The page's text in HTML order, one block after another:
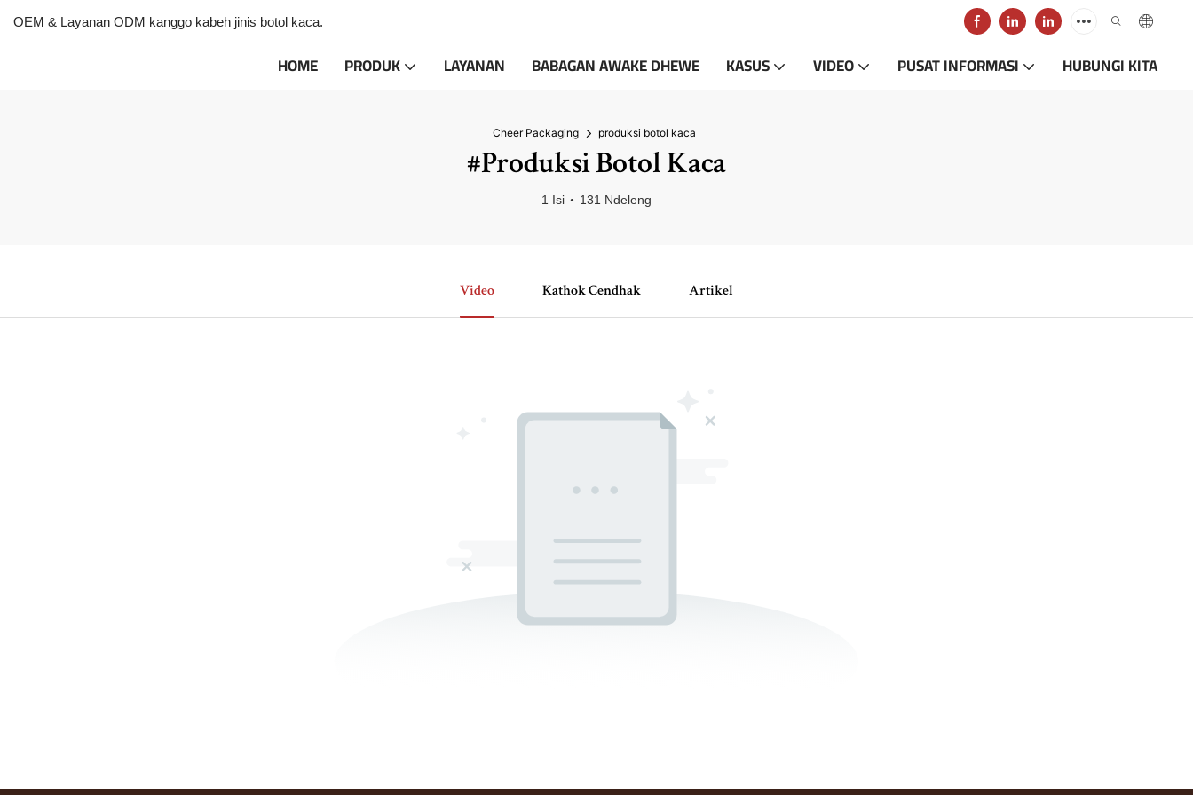
OEM & Layanan ODM kanggo kabeh jinis botol kaca.
HOME PRODUK LAYANAN BABAGAN AWAKE DHEWE KASUS VIDEO PUSAT INFORMASI HUBUNGI KITA
Cheer Packaging produksi botol kaca
#produksi Botol Kaca
1 Isi 131 Ndeleng
Video Kathok Cendhak Artikel